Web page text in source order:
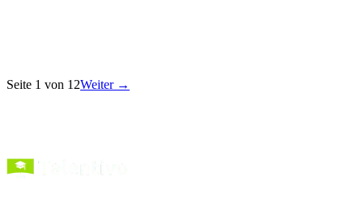
27. Juli 2026·4Min. Lesezeit
Seite 1 von 12Weiter →